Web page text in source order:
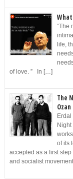
What
“The
life,
of love. ” In […]
The
of its
accepted as a first
and socialist